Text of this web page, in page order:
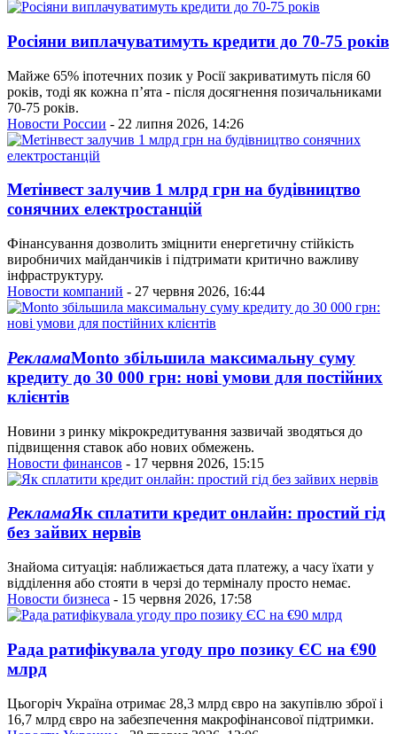
Росіяни виплачуватимуть кредити до 70-75 років
Майже 65% іпотечних позик у Росії закриватимуть після 60
років, тоді як кожна п’ята - після досягнення позичальниками
70-75 років.
Новости России - 22 липня 2026, 14:26
Метінвест залучив 1 млрд грн на будівництво
сонячних електростанцій
Фінансування дозволить зміцнити енергетичну стійкість
виробничих майданчиків і підтримати критично важливу
інфраструктуру.
Новости компаний - 27 червня 2026, 16:44
РекламаMonto збільшила максимальну суму
кредиту до 30 000 грн: нові умови для постійних
клієнтів
Новини з ринку мікрокредитування зазвичай зводяться до
підвищення ставок або нових обмежень.
Новости финансов - 17 червня 2026, 15:15
РекламаЯк сплатити кредит онлайн: простий гід
без зайвих нервів
Знайома ситуація: наближається дата платежу, а часу їхати у
відділення або стояти в черзі до терміналу просто немає.
Новости бизнеса - 15 червня 2026, 17:58
Рада ратифікувала угоду про позику ЄС на €90
млрд
Цьогоріч Україна отримає 28,3 млрд євро на закупівлю зброї і
16,7 млрд євро на забезпечення макрофінансової підтримки.